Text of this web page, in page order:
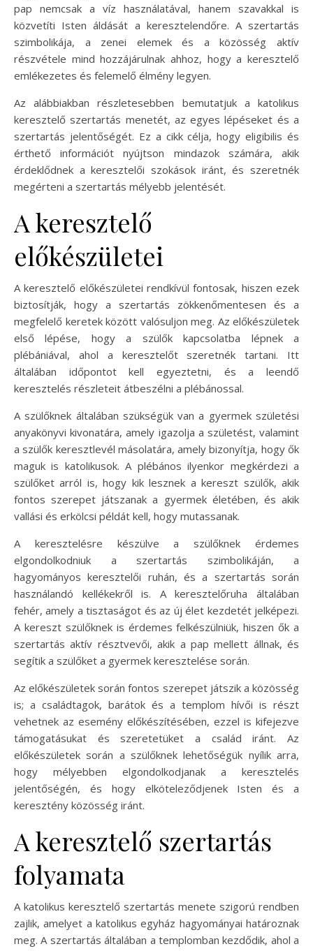
pap nemcsak a víz használatával, hanem szavakkal is
közvetíti Isten áldását a keresztelendőre. A szertartás
szimbolikája, a zenei elemek és a közösség aktív
részvétele mind hozzájárulnak ahhoz, hogy a keresztelő
emlékezetes és felemelő élmény legyen.
Az alábbiakban részletesebben bemutatjuk a katolikus
keresztelő szertartás menetét, az egyes lépéseket és a
szertartás jelentőségét. Ez a cikk célja, hogy eligibilis és
érthető információt nyújtson mindazok számára, akik
érdeklődnek a keresztelői szokások iránt, és szeretnék
megérteni a szertartás mélyebb jelentését.
A keresztelő
előkészületei
A keresztelő előkészületei rendkívül fontosak, hiszen ezek
biztosítják, hogy a szertartás zökkenőmentesen és a
megfelelő keretek között valósuljon meg. Az előkészületek
első lépése, hogy a szülők kapcsolatba lépnek a
plébániával, ahol a keresztelőt szeretnék tartani. Itt
általában időpontot kell egyeztetni, és a leendő
keresztelés részleteit átbeszélni a plébánossal.
A szülőknek általában szükségük van a gyermek születési
anyakönyvi kivonatára, amely igazolja a születést, valamint
a szülők keresztlevél másolatára, amely bizonyítja, hogy ők
maguk is katolikusok. A plébános ilyenkor megkérdezi a
szülőket arról is, hogy kik lesznek a kereszt szülők, akik
fontos szerepet játszanak a gyermek életében, és akik
vallási és erkölcsi példát kell, hogy mutassanak.
A keresztelésre készülve a szülőknek érdemes
elgondolkodniuk a szertartás szimbolikáján, a
hagyományos keresztelői ruhán, és a szertartás során
használandó kellékekről is. A keresztelőruha általában
fehér, amely a tisztaságot és az új élet kezdetét jelképezi.
A kereszt szülőknek is érdemes felkészülniük, hiszen ők a
szertartás aktív résztvevői, akik a pap mellett állnak, és
segítik a szülőket a gyermek keresztelése során.
Az előkészületek során fontos szerepet játszik a közösség
is; a családtagok, barátok és a templom hívői is részt
vehetnek az esemény előkészítésében, ezzel is kifejezve
támogatásukat és szeretetüket a család iránt. Az
előkészületek során a szülőknek lehetőségük nyílik arra,
hogy mélyebben elgondolkodjanak a keresztelés
jelentőségén, és hogy elköteleződjenek Isten és a
keresztény közösség iránt.
A keresztelő szertartás
folyamata
A katolikus keresztelő szertartás menete szigorú rendben
zajlik, amelyet a katolikus egyház hagyományai határoznak
meg. A szertartás általában a templomban kezdődik, ahol a